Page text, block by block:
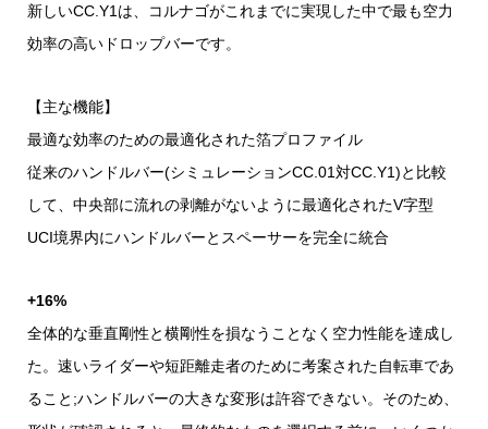
新しいCC.Y1は、コルナゴがこれまでに実現した中で最も空力
効率の高いドロップバーです。
【主な機能】
最適な効率のための最適化された箔プロファイル
従来のハンドルバー(シミュレーションCC.01対CC.Y1)と比較
して、中央部に流れの剥離がないように最適化されたV字型
UCI境界内にハンドルバーとスペーサーを完全に統合
+16%
全体的な垂直剛性と横剛性を損なうことなく空力性能を達成し
た。速いライダーや短距離走者のために考案された自転車であ
ること;ハンドルバーの大きな変形は許容できない。そのため、